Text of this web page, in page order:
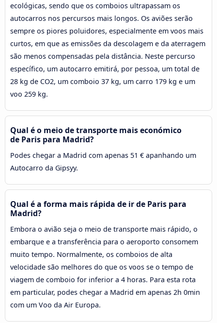
ecológicas, sendo que os comboios ultrapassam os
autocarros nos percursos mais longos. Os aviões serão
sempre os piores poluidores, especialmente em voos mais
curtos, em que as emissões da descolagem e da aterragem
são menos compensadas pela distância. Neste percurso
específico, um autocarro emitirá, por pessoa, um total de
28 kg de CO2, um comboio 37 kg, um carro 179 kg e um
voo 259 kg.
Qual é o meio de transporte mais económico
de Paris para Madrid?
Podes chegar a Madrid com apenas 51 € apanhando um
Autocarro da Gipsyy.
Qual é a forma mais rápida de ir de Paris para
Madrid?
Embora o avião seja o meio de transporte mais rápido, o
embarque e a transferência para o aeroporto consomem
muito tempo. Normalmente, os comboios de alta
velocidade são melhores do que os voos se o tempo de
viagem de comboio for inferior a 4 horas. Para esta rota
em particular, podes chegar a Madrid em apenas 2h 0min
com um Voo da Air Europa.